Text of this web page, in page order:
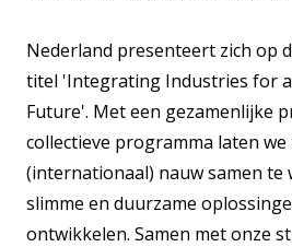
Nederland presenteert zich op
titel 'Integrating Industries for
Future'. Met een gezamenlijke
collectieve programma laten
(internationaal) nauw samen te
slimme en duurzame
ontwikkelen. Samen met onze